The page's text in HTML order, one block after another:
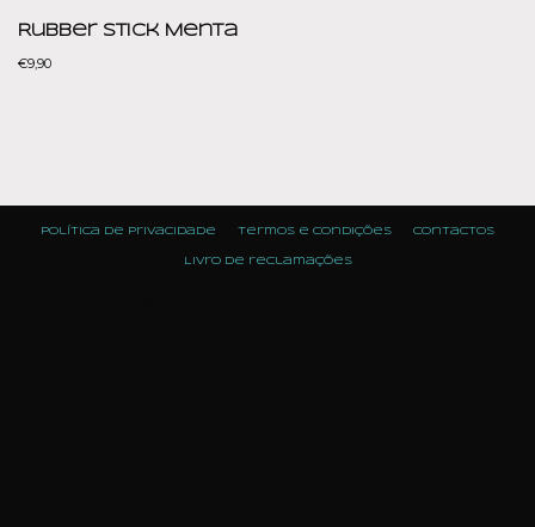
Rubber Stick Menta
€9,90
Política de Privacidade Termos e condições Contactos
Livro de reclamações